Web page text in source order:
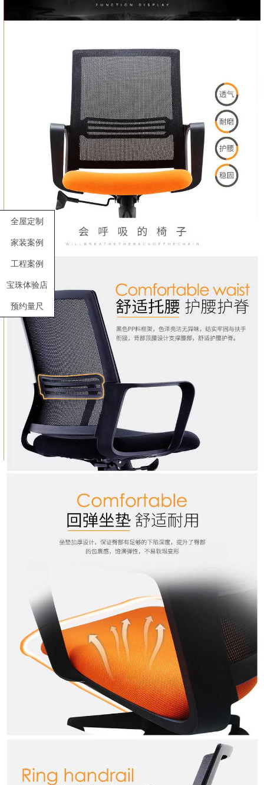
全屋定制
家装案例
工程案例
宝珠体验店
预约量尺